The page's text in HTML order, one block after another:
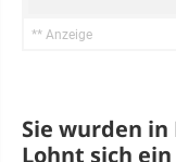
Sie wurden
Lohnt sich ein